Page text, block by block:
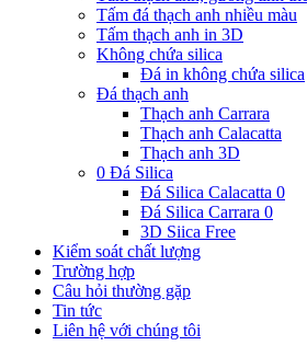
Tấm đá thạch anh nhiều màu
Tấm thạch anh in 3D
Không chứa silica
Đá in không chứa silica
Đá thạch anh
Thạch anh Carrara
Thạch anh Calacatta
Thạch anh 3D
0 Đá Silica
Đá Silica Calacatta 0
Đá Silica Carrara 0
3D Siica Free
Kiểm soát chất lượng
Trường hợp
Câu hỏi thường gặp
Tin tức
Liên hệ với chúng tôi